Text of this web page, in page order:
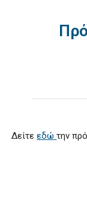
Δείτεεδώτην